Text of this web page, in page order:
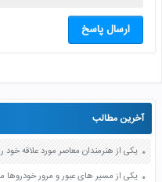
ارسال پاسخ
آخرین مطالب
یکی از مسیر های عبور و مرور